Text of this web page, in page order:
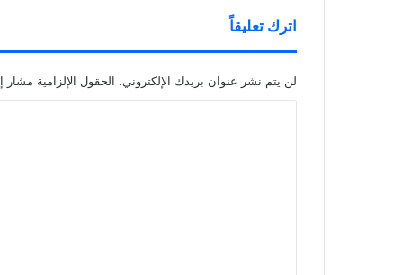
اترك تعليقاً
لن يتم نشر عنوان بريدك الإلكتروني. الحقول الإلزامية مشار